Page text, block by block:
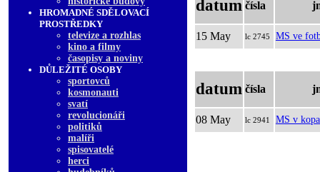
HROMADNÉ SDĚLOVACÍ
PROSTŘEDKY
televize a rozhlas
kino a filmy
časopisy a noviny
DŮLEŽITÉ OSOBY
sportovců
kosmonauti
svatí
revolucionáři
politiků
malíři
spisovatelé
herci
datum čísla
15 May lc 2745 MS ve
datum čísla
08 May lc 2941 MS v